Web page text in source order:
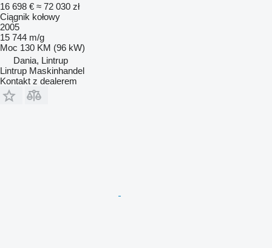
16 698 € ≈ 72 030 zł
Ciągnik kołowy
2005
15 744 m/g
Moc 130 KM (96 kW)
Dania, Lintrup
Lintrup Maskinhandel
Kontakt z dealerem